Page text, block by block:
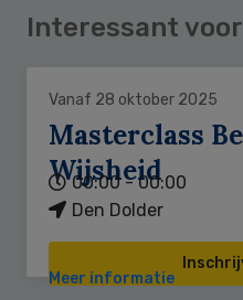
Interessant
Vanaf 28 oktober 2025
Masterclass
Wijsheid
00:00 - 00:00
Den Dolder
Meer informatie